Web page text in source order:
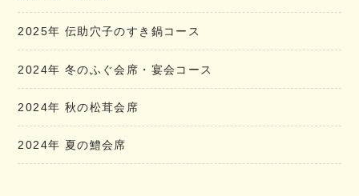
2025年 伝助穴子のすき鍋コース
2024年 冬のふぐ会席・宴会コース
2024年 秋の松茸会席
2024年 夏の鱧会席